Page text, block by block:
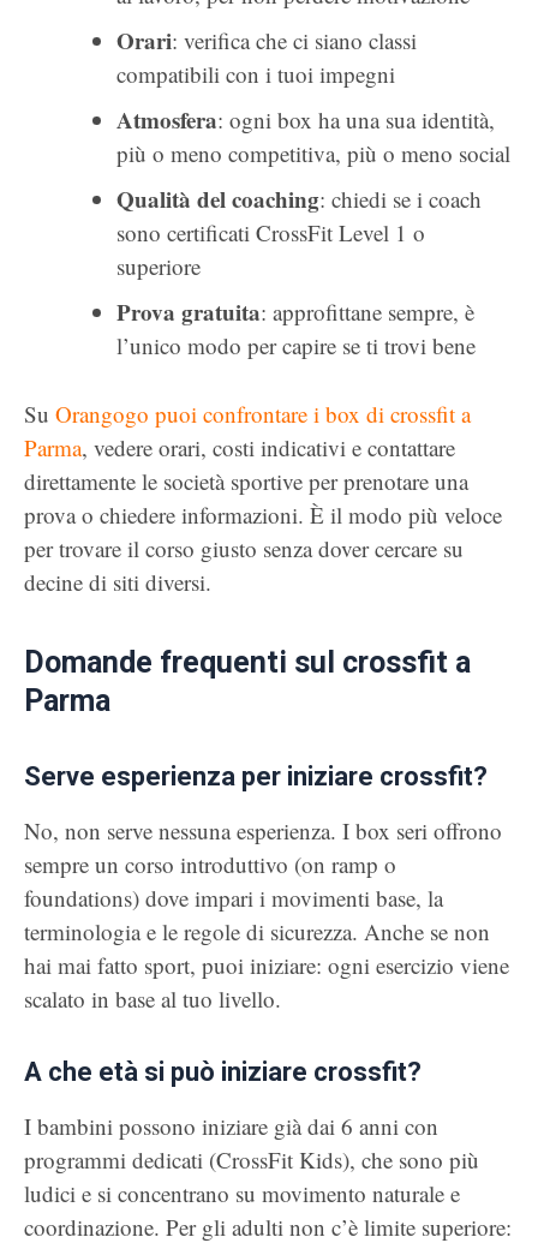
Orari: verifica che ci siano classi
compatibili con i tuoi impegni
Atmosfera: ogni box ha una sua identità,
più o meno competitiva, più o meno social
Qualità del coaching: chiedi se i coach
sono certificati CrossFit Level 1 o
superiore
Prova gratuita: approfittane sempre, è
l’unico modo per capire se ti trovi bene
Su Orangogo puoi confrontare i box di crossfit a
Parma, vedere orari, costi indicativi e contattare
direttamente le società sportive per prenotare una
prova o chiedere informazioni. È il modo più veloce
per trovare il corso giusto senza dover cercare su
decine di siti diversi.
Domande frequenti sul crossfit a
Parma
Serve esperienza per iniziare crossfit?
No, non serve nessuna esperienza. I box seri offrono
sempre un corso introduttivo (on ramp o
foundations) dove impari i movimenti base, la
terminologia e le regole di sicurezza. Anche se non
hai mai fatto sport, puoi iniziare: ogni esercizio viene
scalato in base al tuo livello.
A che età si può iniziare crossfit?
I bambini possono iniziare già dai 6 anni con
programmi dedicati (CrossFit Kids), che sono più
ludici e si concentrano su movimento naturale e
coordinazione. Per gli adulti non c’è limite superiore: